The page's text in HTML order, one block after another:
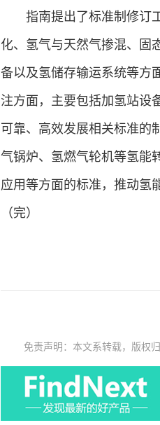
指南提出了标准制修订工
化、氢气与天然气掺混、固
备以及氢储存输运系统等方
注方面，主要包括加氢站设
可靠、高效发展相关标准的
气锅炉、氢燃气轮机等氢能
应用等方面的标准，推动氢
（完）
免责声明：本文系转载，版权